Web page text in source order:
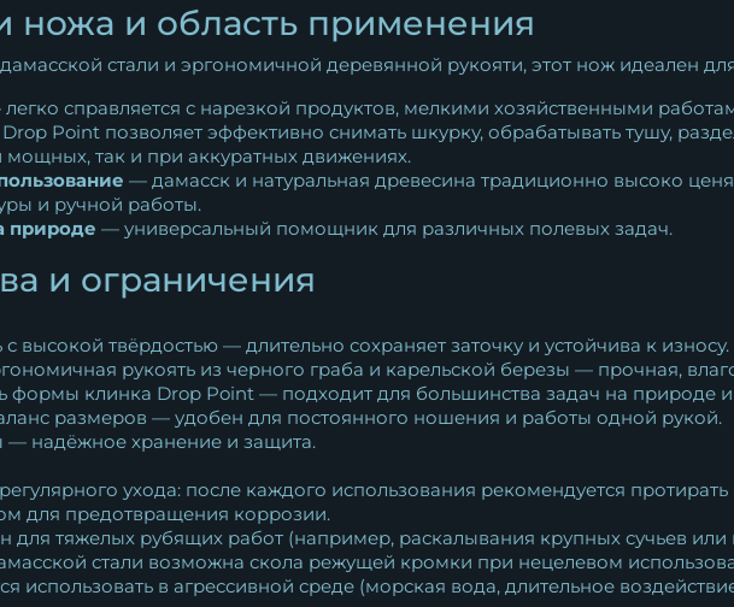
ножа и область применения
стали и эргономичной деревянной рукояти, этот нож идеален
справляется с нарезкой продуктов, мелкими хозяйственными
Point позволяет эффективно снимать шкурку, обрабатывать тушу,
мощных, так и при аккуратных движениях.
— дамасск и натуральная древесина традиционно высоко
и ручной работы.
природе — универсальный помощник для различных полевых задач.
и ограничения
с высокой твёрдостью — длительно сохраняет заточку и устойчива к износу.
рукоять из черного граба и карельской березы — прочная,
формы клинка Drop Point — подходит для большинства задач на природе и
размеров — удобен для постоянного ношения и работы одной рукой.
надёжное хранение и защита.
ухода: после каждого использования рекомендуется
для предотвращения коррозии.
для тяжелых рубящих работ (например, раскалывания крупных сучьев
стали возможна скола режущей кромки при нецелевом
использовать в агрессивной среде (морская вода, длительное